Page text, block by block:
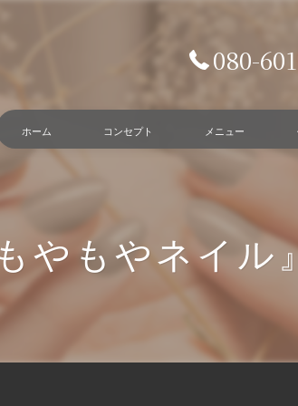
080-
ホーム コンセプト メニュー
やもやネイル